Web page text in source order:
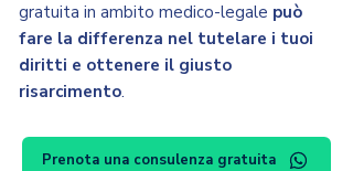
gratuita in ambito medico-legale può
fare la differenza nel tutelare i tuoi
diritti e ottenere il giusto
risarcimento.
Prenota una consulenza gratuita